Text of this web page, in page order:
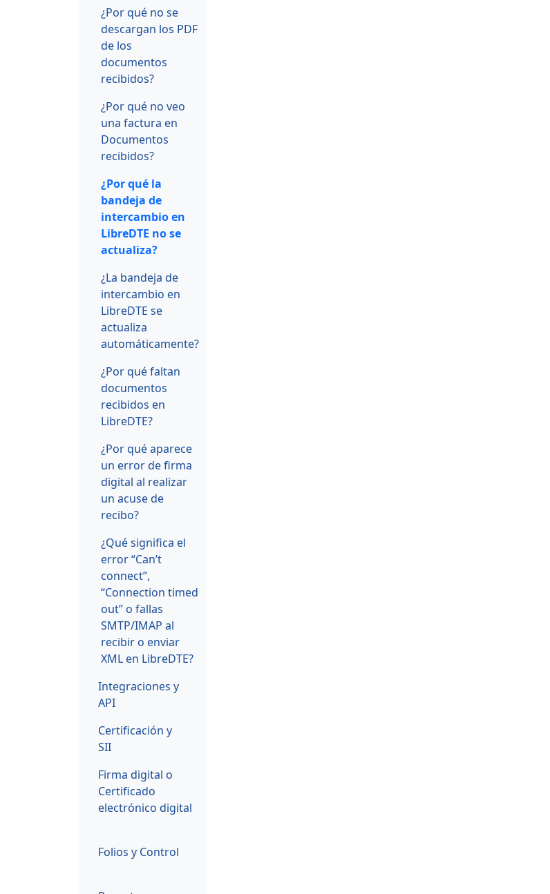
¿Por qué no se
descargan los PDF
de los
documentos
recibidos?
¿Por qué no veo
una factura en
Documentos
recibidos?
¿Por qué la
bandeja de
intercambio en
LibreDTE no se
actualiza?
¿La bandeja de
intercambio en
LibreDTE se
actualiza
automáticamente?
¿Por qué faltan
documentos
recibidos en
LibreDTE?
¿Por qué aparece
un error de firma
digital al realizar
un acuse de
recibo?
¿Qué significa el
error “Can’t
connect”,
“Connection timed
out” o fallas
SMTP/IMAP al
recibir o enviar
XML en LibreDTE?
Integraciones y
API
Certificación y
SII
Firma digital o
Certificado
electrónico digital
Folios y Control